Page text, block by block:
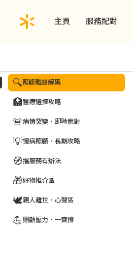
主頁 服務配對
🔍照顧難題解碼
🏥醫療選擇攻略
🚨病情突變．即時應對
💡慢病照顧．長期攻略
🧭搵服務有辦法
🎁好物推介區
🕊️親人離世．心聲區
💪 照顧壓力．一齊撐